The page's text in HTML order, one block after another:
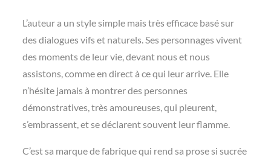
L’auteur a un style simple mais très efficace basé sur
des dialogues vifs et naturels. Ses personnages vivent
des moments de leur vie, devant nous et nous
assistons, comme en direct à ce qui leur arrive. Elle
n’hésite jamais à montrer des personnes
démonstratives, très amoureuses, qui pleurent,
s’embrassent, et se déclarent souvent leur flamme.
C’est sa marque de fabrique qui rend sa prose si sucrée